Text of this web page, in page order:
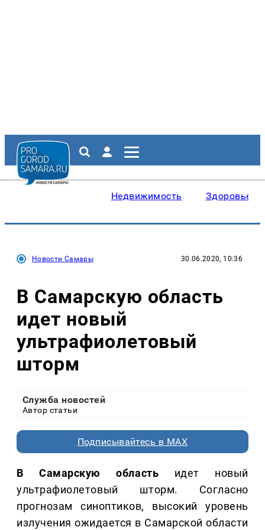
Недвижимость Здоровье
Новости Самары 30.06.2020, 10:36
В Самарскую область
идет новый
ультрафиолетовый
шторм
Служба новостей
Автор статьи
Подписывайтесь в MAX
В Самарскую область идет новый
ультрафиолетовый шторм. Согласно
прогнозам синоптиков, высокий уровень
излучения ожидается в Самарской области